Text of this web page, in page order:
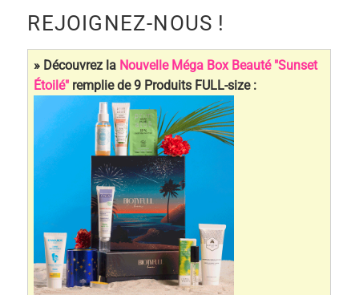
REJOIGNEZ-NOUS !
» Découvrez la Nouvelle Méga Box Beauté "Sunset
Étoilé" remplie de 9 Produits FULL-size :